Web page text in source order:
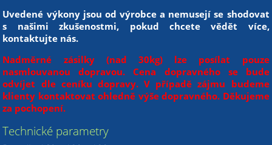
Uvedené výkony jsou od výrobce a nemusejí se shodovat
s našimi zkušenostmi, pokud chcete vědět více,
kontaktujte nás.
Nadměrné zásilky (nad 30kg) lze posílat pouze
nasmlouvanou dopravou. Cena dopravného se bude
odvíjet dle ceníku dopravy. V případě zájmu budeme
klienty kontaktovat ohledně výše dopravného. Děkujeme
za pochopení.
Technické parametry